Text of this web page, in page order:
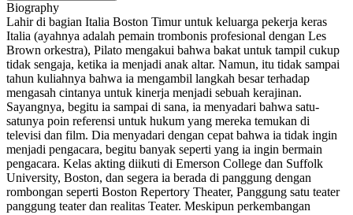
Biography
Lahir di bagian Italia Boston Timur untuk keluarga pekerja keras
Italia (ayahnya adalah pemain trombonis profesional dengan Les
Brown orkestra), Pilato mengakui bahwa bakat untuk tampil cukup
tidak sengaja, ketika ia menjadi anak altar. Namun, itu tidak sampai
tahun kuliahnya bahwa ia mengambil langkah besar terhadap
mengasah cintanya untuk kinerja menjadi sebuah kerajinan.
Sayangnya, begitu ia sampai di sana, ia menyadari bahwa satu-
satunya poin referensi untuk hukum yang mereka temukan di
televisi dan film. Dia menyadari dengan cepat bahwa ia tidak ingin
menjadi pengacara, begitu banyak seperti yang ia ingin bermain
pengacara. Kelas akting diikuti di Emerson College dan Suffolk
University, Boston, dan segera ia berada di panggung dengan
rombongan seperti Boston Repertory Theater, Panggung satu teater
panggung teater dan realitas Teater. Meskipun perkembangan